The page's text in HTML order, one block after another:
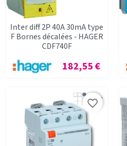
Inter diff 2P 40A 30mA type
F Bornes décalées - HAGER
CDF740F
Prix
182,55 €
favorite_border